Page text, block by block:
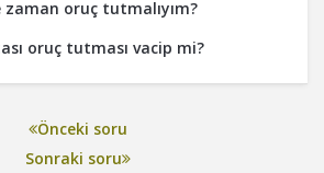
zaman oruç tutmalıyım?
oruç tutması vacip mi?
Önceki soru
Sonraki soru